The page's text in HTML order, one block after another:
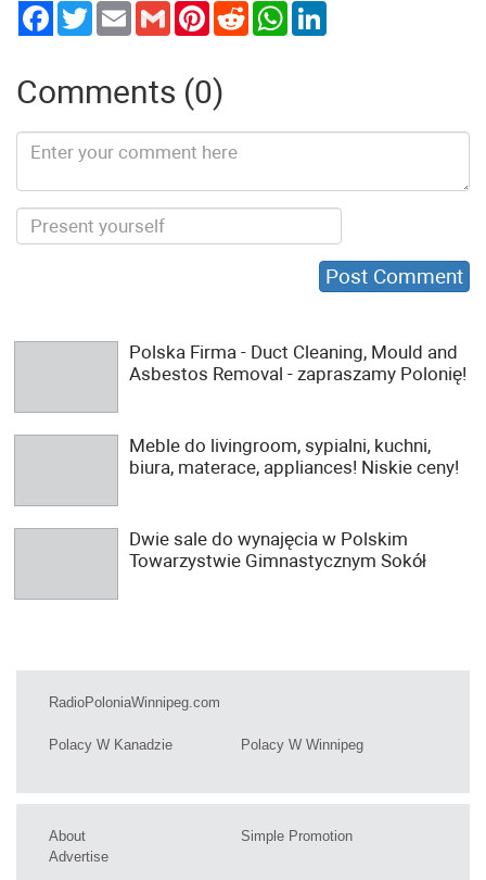
TwitterEmail Gmail PinterestReddit WhatsApp
Comments (0)
Polska Firma - Duct Cleaning, Mould and
Asbestos Removal - zapraszamy Polonię!
Meble do livingroom, sypialni, kuchni,
biura, materace, appliances! Niskie ceny!
Dwie sale do wynajęcia w Polskim
Towarzystwie Gimnastycznym Sokół
RadioPoloniaWinnipeg.com
Polacy W Kanadzie Polacy W Winnipeg
About
Advertise
Simple Promotion